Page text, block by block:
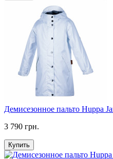
Демисезонное пальто Huppa
3 790 грн.
Купить